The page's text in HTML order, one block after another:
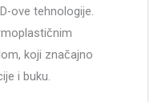
ove tehnologije.
koji značajno
i buku.